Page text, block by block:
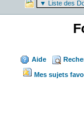
Aide
Mes sujets